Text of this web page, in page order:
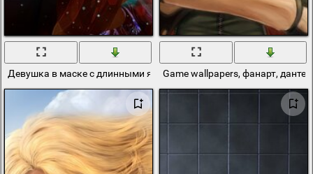
Девушка в маске с длинными ярко-красными волосами и
Game wallpapers, фанарт, данте